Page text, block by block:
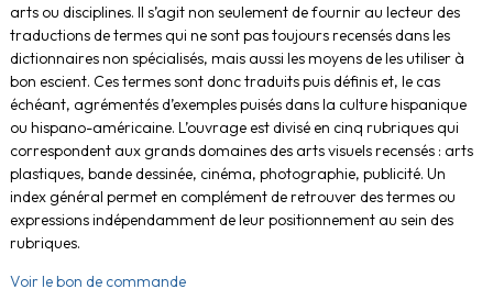
arts ou disciplines. Il s’agit non seulement de fournir au lecteur des
traductions de termes qui ne sont pas toujours recensés dans les
dictionnaires non spécialisés, mais aussi les moyens de les utiliser à
bon escient. Ces termes sont donc traduits puis définis et, le cas
échéant, agrémentés d’exemples puisés dans la culture hispanique
ou hispano-américaine. L’ouvrage est divisé en cinq rubriques qui
correspondent aux grands domaines des arts visuels recensés : arts
plastiques, bande dessinée, cinéma, photographie, publicité. Un
index général permet en complément de retrouver des termes ou
expressions indépendamment de leur positionnement au sein des
rubriques.
Voir le bon de commande